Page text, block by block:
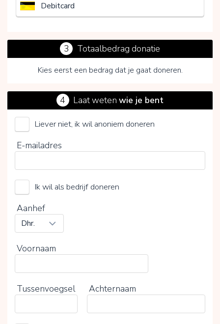
Debitcard
3 Totaalbedrag donatie
Kies eerst een bedrag dat je gaat doneren.
Stichting Peter Pan Vakantieclub
Kies je vrijwillige bijdrage
0%
4 Laat wetenwie je bent
Liever niet, ik wil anoniem doneren
E-mailadres
Ik wil als bedrijf doneren
Aanhef
Voornaam
Tussenvoegsel Achternaam